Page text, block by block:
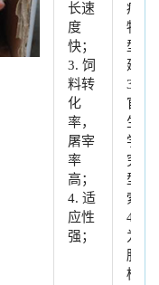
长速
度
快；
3. 饲
料转
化
率，
屠宰
率
高；
4. 适
应性
强；
病动
物模
型构
建
3. 器
官再
生医
学研
究模
型探
索
4. 作
为胚
胎移
植受